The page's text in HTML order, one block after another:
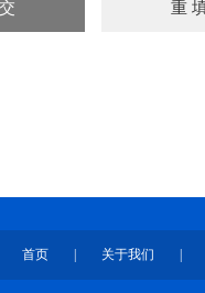
首页 关于我们